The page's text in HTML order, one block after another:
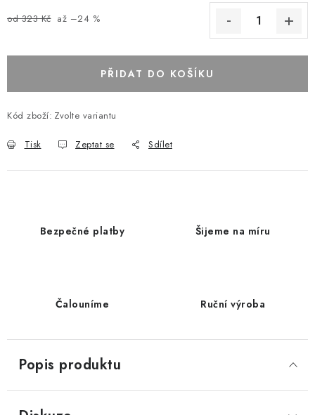
od 323 Kč až –24 %
PŘIDAT DO KOŠÍKU
Kód zboží: Zvolte variantu
Tisk Zeptat se Sdílet
Bezpečné platby Šijeme na míru
Čalouníme Ruční výroba
Popis produktu